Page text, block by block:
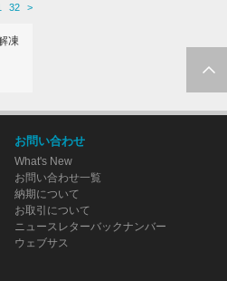
32 >
凍
お問い合わせ
What's New
お問い合わせ一覧
納期について
お取引について
ニュースレターバックナンバー
ウェブサス